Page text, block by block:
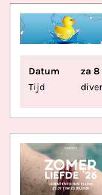
Datum
za 8
Tijd